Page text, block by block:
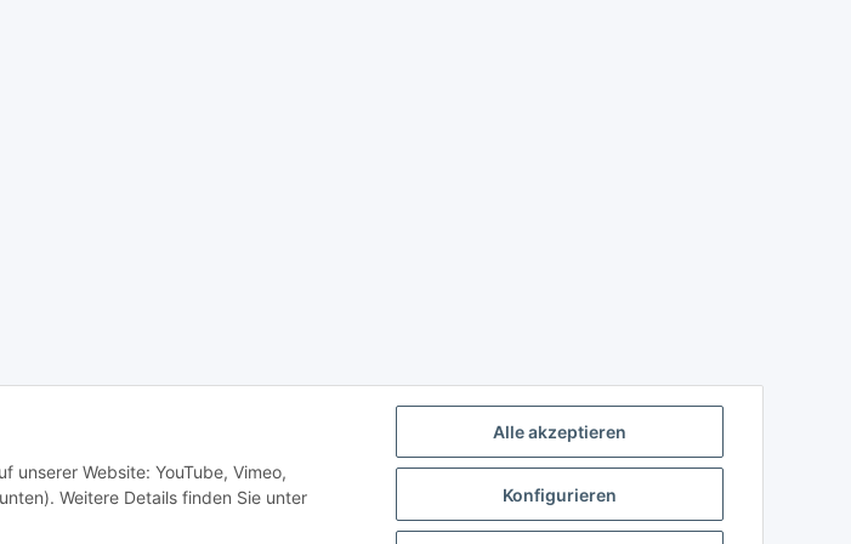
Alle akzeptieren
Konfigurieren
unserer Website: YouTube, Vimeo,
Weitere Details finden Sie unter